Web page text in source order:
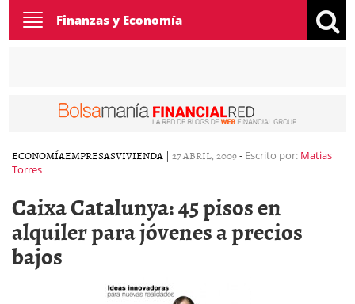
Toggle
navigation
Finanzas y Economía
ECONOMÍAEMPRESASVIVIENDA | 27 ABRIL, 2009- Escrito por: Matias
Torres
Caixa Catalunya: 45 pisos en
alquiler para jóvenes a precios
bajos